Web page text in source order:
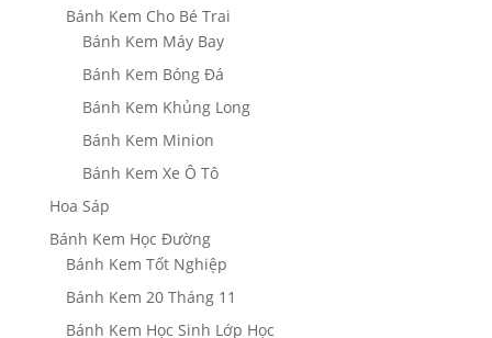
Bánh Kem Cho Bé Trai
Bánh Kem Máy Bay
Bánh Kem Bóng Đá
Bánh Kem Khủng Long
Bánh Kem Minion
Bánh Kem Xe Ô Tô
Hoa Sáp
Bánh Kem Học Đường
Bánh Kem Tốt Nghiệp
Bánh Kem 20 Tháng 11
Bánh Kem Học Sinh Lớp Học